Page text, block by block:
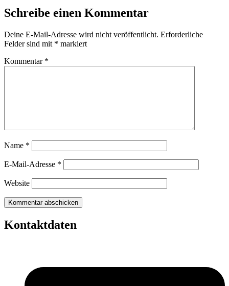
Schreibe einen Kommentar
Deine E-Mail-Adresse wird nicht veröffentlicht. Erforderliche
Felder sind mit * markiert
Kommentar *
Name *
E-Mail-Adresse *
Website
Kontaktdaten